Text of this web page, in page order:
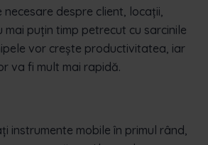
despre client, locații,
mai puțin timp petrecut cu sarcinile
vor crește productivitatea, iar
va fi mult mai rapidă.
instrumente mobile în primul rând,